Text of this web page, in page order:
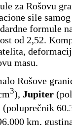
za Rošovu
sile
formule
od 2,52.
masu.
Rošove
3), Jupiter
(poluprečnik
km,